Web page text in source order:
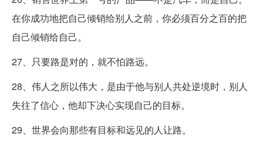
在你成功地把自己倾销给别人之前，你必须百分之百的把
自己倾销给自己。
27、只要路是对的，就不怕路远。
28、伟人之所以伟大，是由于他与别人共处逆境时，别人
失往了信心，他却下决心实现自己的目标。
29、世界会向那些有目标和远见的人让路。